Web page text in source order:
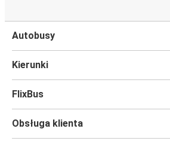
Autobusy
Kierunki
FlixBus
Obsługa klienta